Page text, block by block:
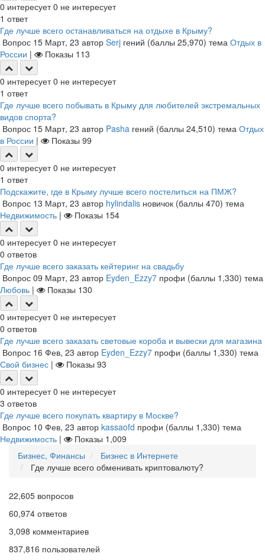
0 интересует 0 не интересует
1 ответ
Где лучше всего останавливаться на отдыхе в Крыму?
Вопрос 15 Март, 23 автор Serj гений (баллы 25,970) тема Отдых в
России | Показы 113
0 интересует 0 не интересует
1 ответ
Где лучше всего побывать в Крыму для любителей экстремальных
видов спорта?
Вопрос 15 Март, 23 автор Pasha гений (баллы 24,510) тема Отдых
в России | Показы 99
0 интересует 0 не интересует
1 ответ
Подскажите, где в Крыму лучше всего постелиться на ПМЖ?
Вопрос 13 Март, 23 автор hylindalis новичок (баллы 470) тема
Недвижимость | Показы 154
0 интересует 0 не интересует
0 ответов
Где лучше всего заказать кейтеринг на свадьбу
Вопрос 09 Март, 23 автор Eyden_Ezzy7 профи (баллы 1,330) тема
Любовь | Показы 130
0 интересует 0 не интересует
0 ответов
Где лучше всего заказать световые короба и вывески для магазина
Вопрос 16 Фев, 23 автор Eyden_Ezzy7 профи (баллы 1,330) тема
Свой бизнес | Показы 93
0 интересует 0 не интересует
3 ответов
Где лучше всего покупать квартиру в Москве?
Вопрос 10 Фев, 23 автор kassaofd профи (баллы 1,330) тема
Недвижимость | Показы 1,009
Бизнес, Финансы
Бизнес в Интернете
Где лучше всего обменивать криптовалюту?
22,605 вопросов
60,974 ответов
3,098 комментариев
837,816 пользователей